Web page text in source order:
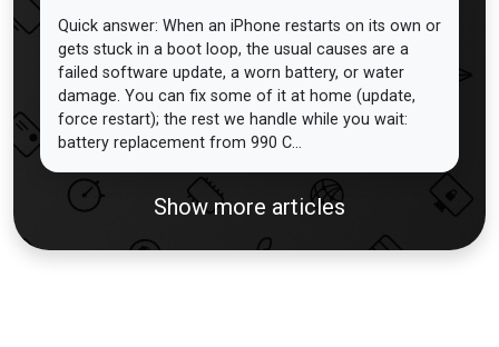
Quick answer: When an iPhone restarts on its own or
gets stuck in a boot loop, the usual causes are a
failed software update, a worn battery, or water
damage. You can fix some of it at home (update,
force restart); the rest we handle while you wait:
battery replacement from 990 C...
Show more articles